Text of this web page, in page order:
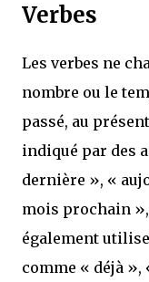
Verbes
Les verbes ne
nombre ou le
passé, au
indiqué par des
dernière », «
mois prochain
également
comme « déjà »,